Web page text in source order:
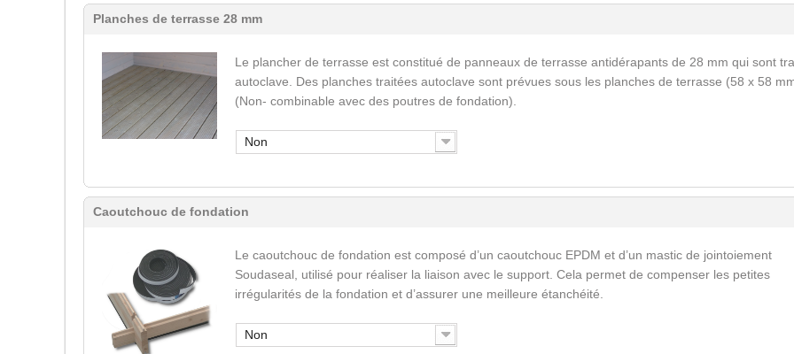
Planches de terrasse 28 mm
Le plancher de terrasse est constitué de panneaux de terrasse antidérapants de 28 mm qui sont
autoclave. Des planches traitées autoclave sont prévues sous les planches de terrasse (58 x 58
(Non- combinable avec des poutres de fondation).
Non
Caoutchouc de fondation
Le caoutchouc de fondation est composé d’un caoutchouc EPDM et d’un mastic de jointoiement
Soudaseal, utilisé pour réaliser la liaison avec le support. Cela permet de compenser les petites
irrégularités de la fondation et d’assurer une meilleure étanchéité.
Non